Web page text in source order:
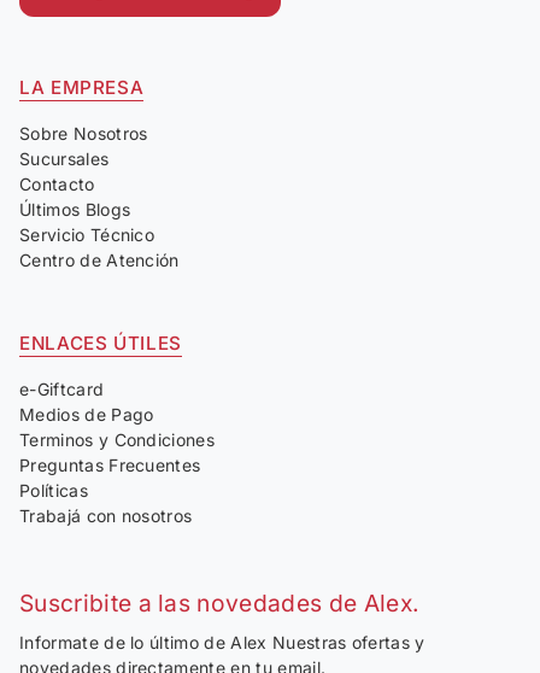
LA EMPRESA
Sobre Nosotros
Sucursales
Contacto
Últimos Blogs
Servicio Técnico
Centro de Atención
ENLACES ÚTILES
e-Giftcard
Medios de Pago
Terminos y Condiciones
Preguntas Frecuentes
Políticas
Trabajá con nosotros
Suscribite a las novedades de Alex.
Informate de lo último de Alex Nuestras ofertas y
novedades directamente en tu email.